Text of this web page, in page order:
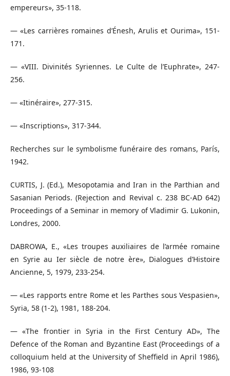
empereurs», 35-118.
— «Les carrières romaines d’Énesh, Arulis et Ourima», 151-
171.
— «VIII. Divinités Syriennes. Le Culte de l’Euphrate», 247-
256.
— «Itinéraire», 277-315.
— «Inscriptions», 317-344.
Recherches sur le symbolisme funéraire des romans, París,
1942.
CURTIS, J. (Ed.), Mesopotamia and Iran in the Parthian and
Sasanian Periods. (Rejection and Revival c. 238 BC-AD 642)
Proceedings of a Seminar in memory of Vladimir G. Lukonin,
Londres, 2000.
DABROWA, E., «Les troupes auxiliaires de l’armée romaine
en Syrie au Ier siècle de notre ère», Dialogues d’Histoire
Ancienne, 5, 1979, 233-254.
— «Les rapports entre Rome et les Parthes sous Vespasien»,
Syria, 58 (1-2), 1981, 188-204.
— «The frontier in Syria in the First Century AD», The
Defence of the Roman and Byzantine East (Proceedings of a
colloquium held at the University of Shefﬁeld in April 1986),
1986, 93-108